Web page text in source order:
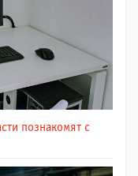
познакомят с